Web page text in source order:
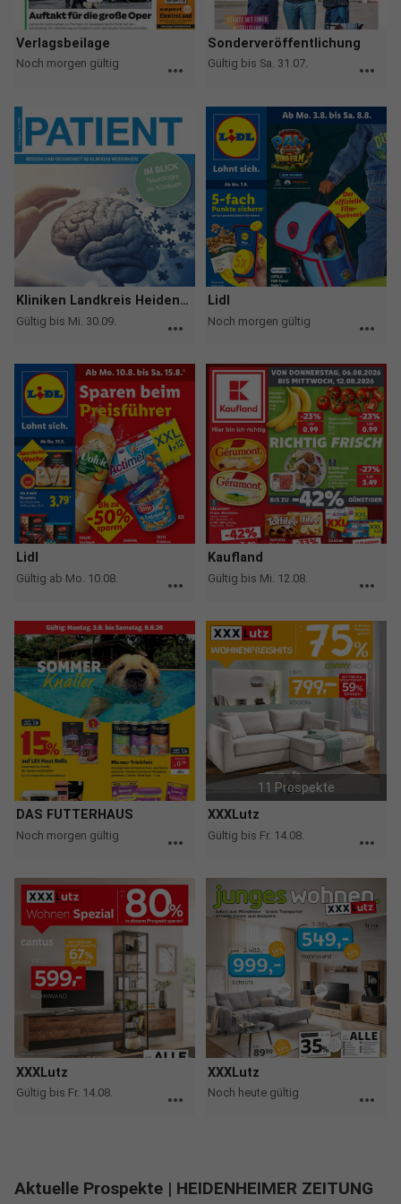
Verlagsbeilage
Noch morgen gültig more_horiz
Sonderveröffentlichung
Gültig bis Sa. 31.07. more_horiz
Kliniken Landkreis Heidenheim
Gültig bis Mi. 30.09. more_horiz
Lidl
Noch morgen gültig more_horiz
Lidl
Gültig ab Mo. 10.08. more_horiz
Kaufland
Gültig bis Mi. 12.08. more_horiz
DAS FUTTERHAUS
Noch morgen gültig more_horiz
11 Prospekte
XXXLutz
Gültig bis Fr. 14.08. more_horiz
XXXLutz
Gültig bis Fr. 14.08. more_horiz
XXXLutz
Noch heute gültig more_horiz
Aktuelle Prospekte | HEIDENHEIMER ZEITUNG